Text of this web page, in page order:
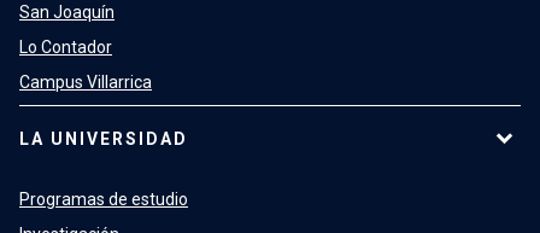
San Joaquín
Lo Contador
Campus Villarrica
LA UNIVERSIDAD
Programas de estudio